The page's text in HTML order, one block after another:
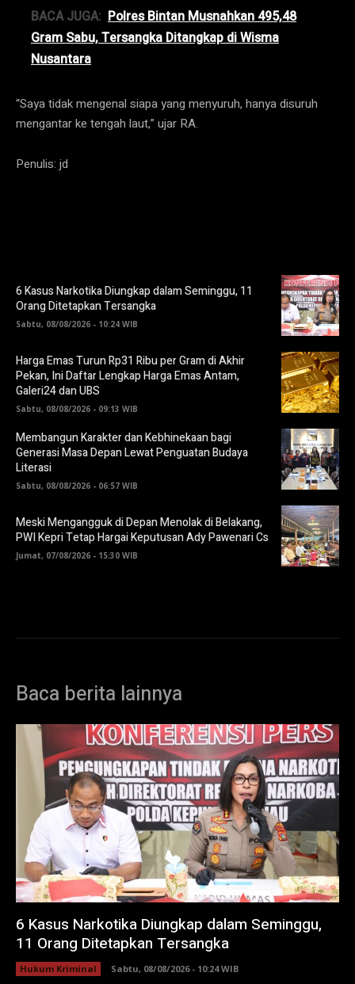
BACA JUGA: Polres Bintan Musnahkan 495,48
Gram Sabu, Tersangka Ditangkap di Wisma
Nusantara
“Saya tidak mengenal siapa yang menyuruh, hanya disuruh
mengantar ke tengah laut,” ujar RA.
Penulis: jd
6 Kasus Narkotika Diungkap dalam Seminggu, 11
Orang Ditetapkan Tersangka
Sabtu, 08/08/2026 - 10:24 WIB
Harga Emas Turun Rp31 Ribu per Gram di Akhir
Pekan, Ini Daftar Lengkap Harga Emas Antam,
Galeri24 dan UBS
Sabtu, 08/08/2026 - 09:13 WIB
Membangun Karakter dan Kebhinekaan bagi
Generasi Masa Depan Lewat Penguatan Budaya
Literasi
Sabtu, 08/08/2026 - 06:57 WIB
Meski Mengangguk di Depan Menolak di Belakang,
PWI Kepri Tetap Hargai Keputusan Ady Pawenari Cs
Jumat, 07/08/2026 - 15:30 WIB
Baca berita lainnya
6 Kasus Narkotika Diungkap dalam Seminggu,
11 Orang Ditetapkan Tersangka
Hukum Kriminal Sabtu, 08/08/2026 - 10:24 WIB